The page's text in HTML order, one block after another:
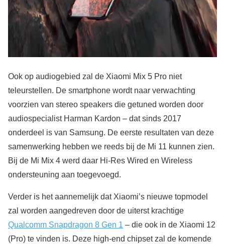
Ook op audiogebied zal de Xiaomi Mix 5 Pro niet
teleurstellen. De smartphone wordt naar verwachting
voorzien van stereo speakers die getuned worden door
audiospecialist Harman Kardon – dat sinds 2017
onderdeel is van Samsung. De eerste resultaten van deze
samenwerking hebben we reeds bij de Mi 11 kunnen zien.
Bij de Mi Mix 4 werd daar Hi-Res Wired en Wireless
ondersteuning aan toegevoegd.
Verder is het aannemelijk dat Xiaomi’s nieuwe topmodel
zal worden aangedreven door de uiterst krachtige
Qualcomm Snapdragon 8 Gen 1 – die ook in de Xiaomi 12
(Pro) te vinden is. Deze high-end chipset zal de komende